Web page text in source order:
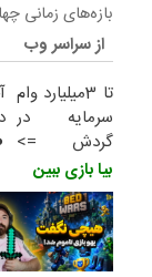
باز‌ه‌های زمانی چهار، ۶ یا ۱۲ ماهه این وام را
از سراسر وب
تا 3میلیارد وام
سرمایه در
گردش =>
فروشگاهت رو
ثبت کن
بیا بازی ببین